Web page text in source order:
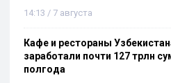
14:13 / 7 августа
Кафе и рестораны
заработали почти 127 трлн
полгода